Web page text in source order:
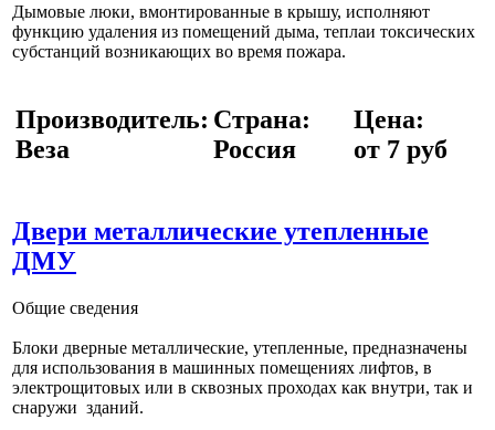
Дымовые люки, вмонтированные в крышу, исполняют
функцию удаления из помещений дыма, теплаи токсических
субстанций возникающих во время пожара.
Производитель:
Веза
Страна:
Россия
Цена:
от 7 руб
Двери металлические утепленные
ДМУ
Общие сведения
Блоки дверные металлические, утепленные, предназначены
для использования в машинных помещениях лифтов, в
электрощитовых или в сквозных проходах как внутри, так и
снаружи зданий.